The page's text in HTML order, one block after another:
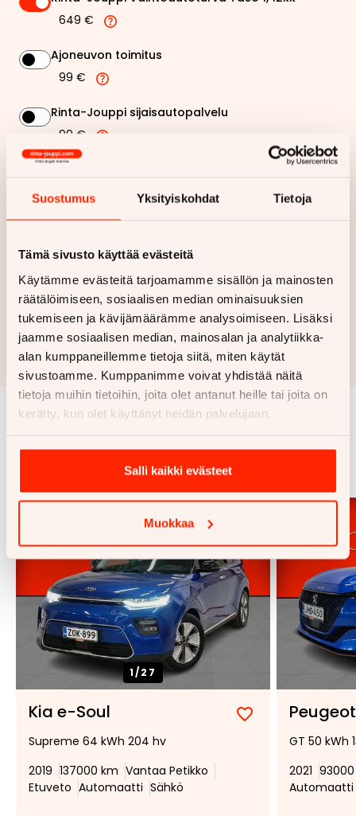
Suostumus Yksityiskohdat Tietoja
Tämä sivusto käyttää evästeitä
Käytämme evästeitä tarjoamamme sisällön ja mainosten
räätälöimiseen, sosiaalisen median ominaisuuksien
tukemiseen ja kävijämäärämme analysoimiseen. Lisäksi
jaamme sosiaalisen median, mainosalan ja analytiikka-
alan kumppaneillemme tietoja siitä, miten käytät
sivustoamme. Kumppanimme voivat yhdistää näitä
tietoja muihin tietoihin, joita olet antanut heille tai joita on
kerätty, kun olet käyttänyt heidän palvelujaan.
Salli kaikki evästeet
Muokkaa
649 €
Ajoneuvon toimitus
99 €
Rinta-Jouppi sijaisautopalvelu
99 €
Kuukausierä 232,69 €
Näytähintaerittely
Haluan myös tarjouksen vakuutuksesta
Hae rahoitustarjous
Rahoituslaskelma on suuntaa antava ja edellyttää hyväksytyn
luottopäätöksen ja kaskovakuutuksen.
1/27
Kia e-Soul
Lisää
suosikiksi
Poista
suosikeista
Supreme 64 kWh 204 hv
2019 137000 km Vantaa Petikko
Etuveto Automaatti Sähkö
GT 50 kWh
2021
Automaatti